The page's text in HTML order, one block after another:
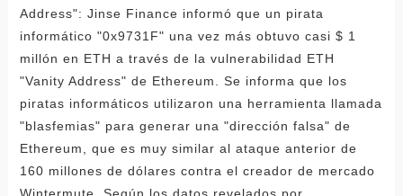
Address": Jinse Finance informó que un pirata
informático "0x9731F" una vez más obtuvo casi $ 1
millón en ETH a través de la vulnerabilidad ETH
"Vanity Address" de Ethereum. Se informa que los
piratas informáticos utilizaron una herramienta llamada
"blasfemias" para generar una "dirección falsa" de
Ethereum, que es muy similar al ataque anterior de
160 millones de dólares contra el creador de mercado